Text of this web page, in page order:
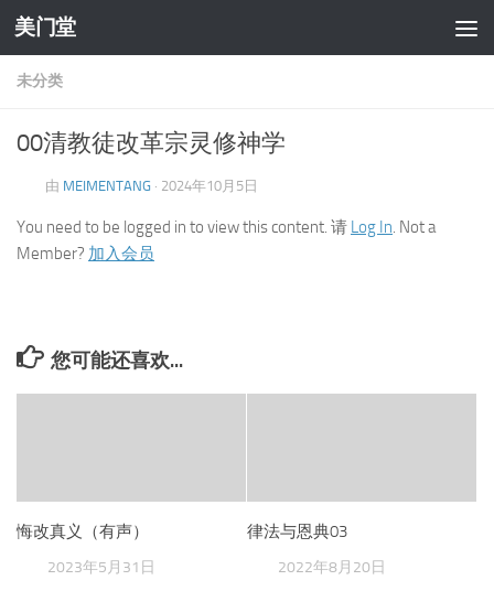
跳至内容
美门堂
未分类
00清教徒改革宗灵修神学
由 MEIMENTANG · 2024年10月5日
You need to be logged in to view this content. 请 Log In. Not a
Member? 加入会员
您可能还喜欢...
悔改真义（有声）
2023年5月31日
律法与恩典03
2022年8月20日